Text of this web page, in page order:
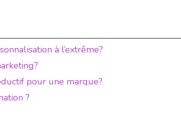
à l’extrême?
pour une marque?
?